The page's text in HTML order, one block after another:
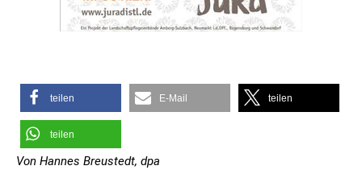
teilen E-Mail teilen
teilen
Von Hannes Breustedt, dpa